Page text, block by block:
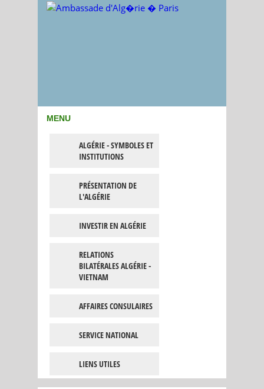
MENU
ALGÉRIE - SYMBOLES ET
INSTITUTIONS
PRÉSENTATION DE
L'ALGÉRIE
INVESTIR EN ALGÉRIE
RELATIONS
BILATÉRALES ALGÉRIE -
VIETNAM
AFFAIRES CONSULAIRES
SERVICE NATIONAL
LIENS UTILES